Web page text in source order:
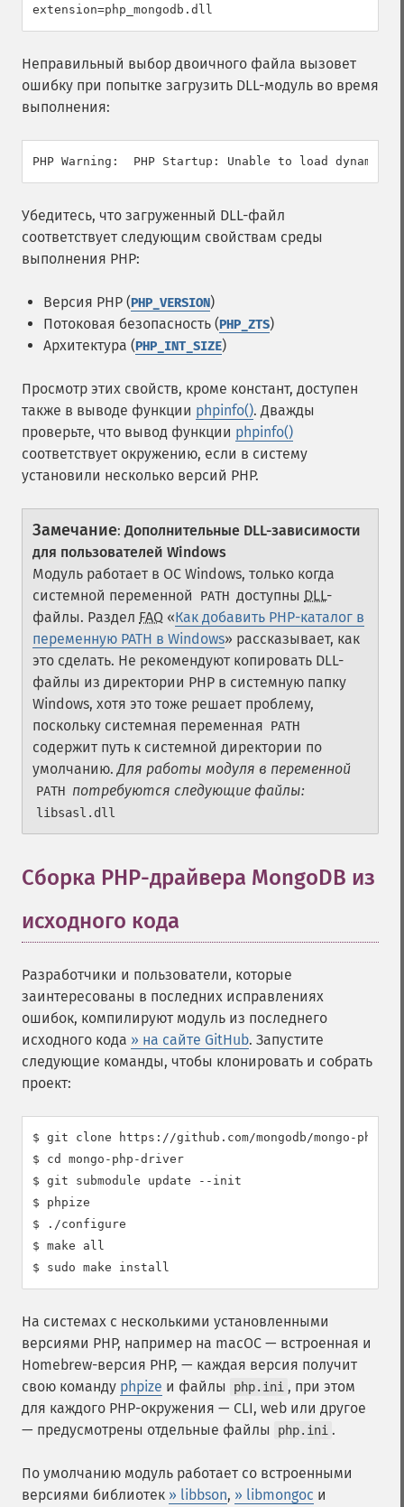
extension=php_mongodb.dll
Неправильный выбор двоичного файла вызовет
ошибку при попытке загрузить DLL-модуль во время
выполнения:
PHP Warning:  PHP Startup: Unable to load dynamic
Убедитесь, что загруженный DLL-файл
соответствует следующим свойствам среды
выполнения PHP:
Версия PHP (PHP_VERSION)
Потоковая безопасность (PHP_ZTS)
Архитектура (PHP_INT_SIZE)
Просмотр этих свойств, кроме констант, доступен
также в выводе функции phpinfo(). Дважды
проверьте, что вывод функции phpinfo()
соответствует окружению, если в систему
установили несколько версий PHP.
Замечание:Дополнительные DLL-зависимости
для пользователей Windows
Модуль работает в ОС Windows, только когда
системной переменной
PATH доступны DLL-
файлы. Раздел FAQ «Как добавить PHP-каталог в
переменную PATH в Windows» рассказывает, как
это сделать. Не рекомендуют копировать DLL-
файлы из директории PHP в системную папку
Windows, хотя это тоже решает проблему,
поскольку системная переменная
PATH
содержит путь к системной директории по
умолчанию.Для работы модуля в переменной
PATH потребуются следующие файлы:
libsasl.dll
Сборка PHP-драйвера MongoDB из
исходного кода
Разработчики и пользователи, которые
заинтересованы в последних исправлениях
ошибок, компилируют модуль из последнего
исходного кода » на сайте GitHub. Запустите
следующие команды, чтобы клонировать и собрать
проект:
$ git clone https://github.com/mongodb/mongo-php-
$ cd mongo-php-driver
$ git submodule update --init
$ phpize
$ ./configure
$ make all
$ sudo make install
На системах с несколькими установленными
версиями PHP, например на macOC — встроенная и
Homebrew-версия PHP, — каждая версия получит
свою команду phpize и файлы php.ini , при этом
для каждого PHP-окружения — CLI, web или другое
— предусмотрены отдельные файлы
php.ini .
По умолчанию модуль работает со встроенными
версиями библиотек » libbson, » libmongoc и